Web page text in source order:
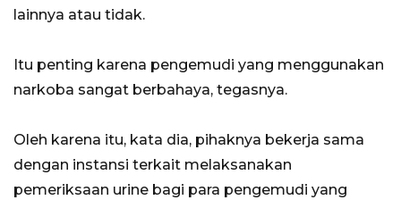
lainnya atau tidak.
Itu penting karena pengemudi yang menggunakan
narkoba sangat berbahaya, tegasnya.
Oleh karena itu, kata dia, pihaknya bekerja sama
dengan instansi terkait melaksanakan
pemeriksaan urine bagi para pengemudi yang